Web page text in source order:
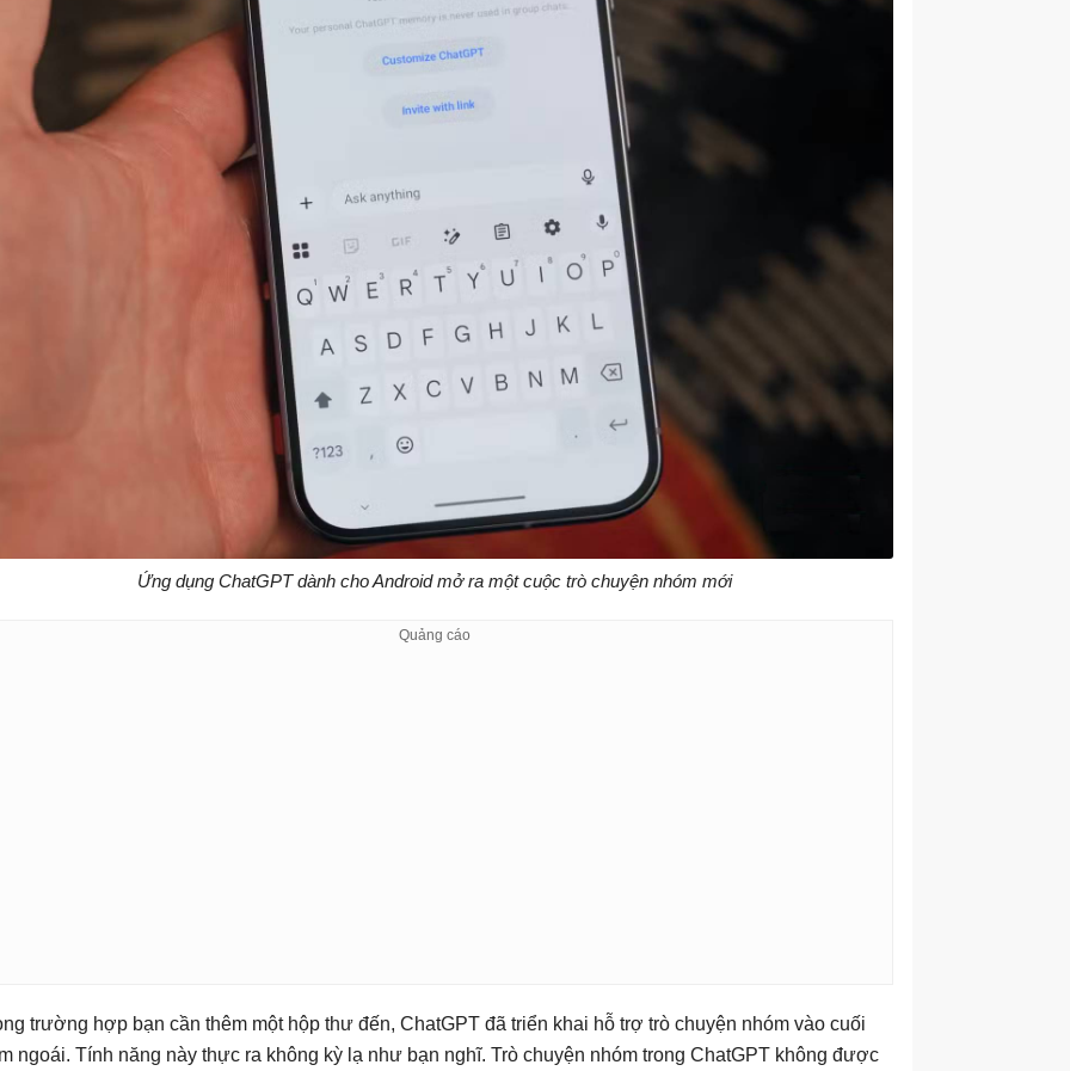
Ứng dụng ChatGPT dành cho Android mở ra một cuộc trò chuyện nhóm mới
trường hợp bạn cần thêm một hộp thư đến, ChatGPT đã triển khai hỗ trợ trò chuyện nhóm vào cuối
ngoái. Tính năng này thực ra không kỳ lạ như bạn nghĩ. Trò chuyện nhóm trong ChatGPT không được